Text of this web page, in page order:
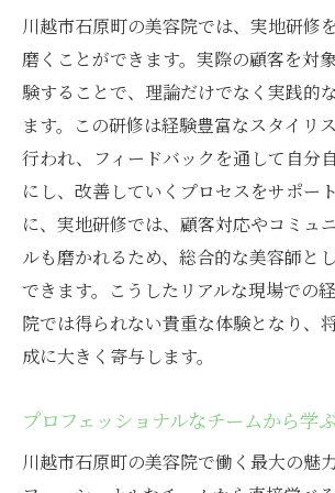
トレンドを取り入れたオリジ
の提案
トレンドと顧客ニーズのマッ
トレンドに敏感な美容師とし
川越市石原町の美容院で学ぶ実
石原町での実践的なスタイリ
カット技術向上のための実地
カラーリング技術を磨くため
お客様対応に必要なコミュニ
キル
即戦力になるための現場スキ
美容院でのキャリアを広げる！
ストーリー
川越市石原町の美容院では、実地研修
磨くことができます。実際の顧客を対
験することで、理論だけでなく実践的
ます。この研修は経験豊富なスタイリ
行われ、フィードバックを通して自分
にし、改善していくプロセスをサポー
に、実地研修では、顧客対応やコミュ
ルも磨かれるため、総合的な美容師と
できます。こうしたリアルな現場での
院では得られない貴重な体験となり、
成に大きく寄与します。
プロフェッショナルなチームから学
川越市石原町の美容院で働く最大の魅